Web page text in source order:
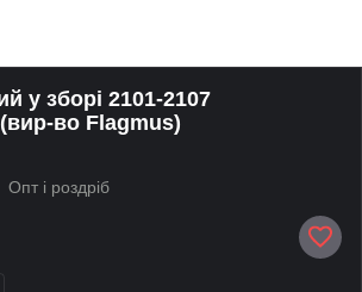
у зборі 2101-2107
во Flagmus)
Опт і роздріб